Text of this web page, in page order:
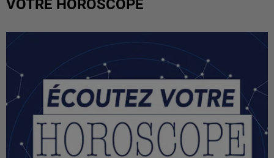
VOTRE HOROSCOPE